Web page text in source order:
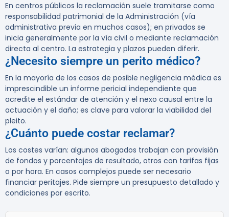
En centros públicos la reclamación suele tramitarse como
responsabilidad patrimonial de la Administración (vía
administrativa previa en muchos casos); en privados se
inicia generalmente por la vía civil o mediante reclamación
directa al centro. La estrategia y plazos pueden diferir.
¿Necesito siempre un perito médico?
En la mayoría de los casos de posible negligencia médica es
imprescindible un informe pericial independiente que
acredite el estándar de atención y el nexo causal entre la
actuación y el daño; es clave para valorar la viabilidad del
pleito.
¿Cuánto puede costar reclamar?
Los costes varían: algunos abogados trabajan con provisión
de fondos y porcentajes de resultado, otros con tarifas fijas
o por hora. En casos complejos puede ser necesario
financiar peritajes. Pide siempre un presupuesto detallado y
condiciones por escrito.